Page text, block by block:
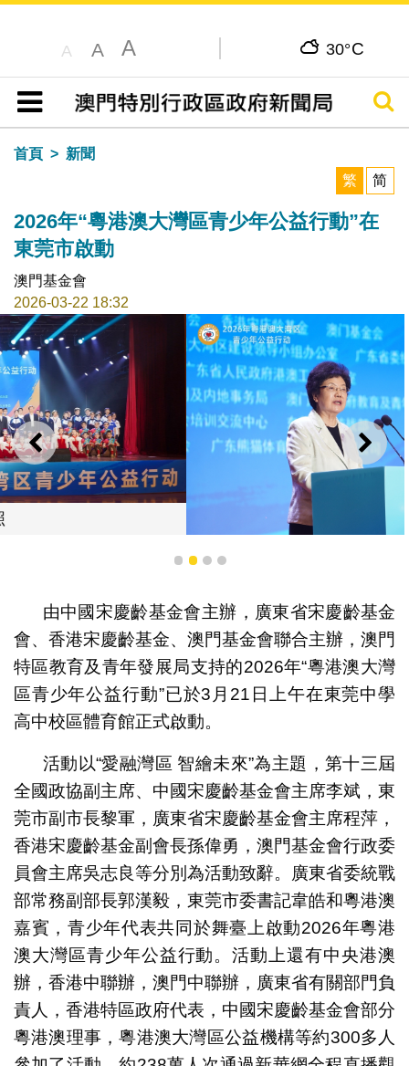
A A A 30°C
目錄
搜尋
首頁
新聞
繁
简
2026年“粵港澳大灣區青少年公益行動”在
東莞市啟動
澳門基金會
2026-03-22 18:32
上一則 下一
第十三屆全國政協副主席、中國宋慶齡基金會主席李斌致
辭
1 2 3 4
由中國宋慶齡基金會主辦，廣東省宋慶齡基金
會、香港宋慶齡基金、澳門基金會聯合主辦，澳門
特區教育及青年發展局支持的2026年“粵港澳大灣
區青少年公益行動”已於3月21日上午在東莞中學
高中校區體育館正式啟動。
活動以“愛融灣區 智繪未來”為主題，第十三屆
全國政協副主席、中國宋慶齡基金會主席李斌，東
莞市副市長黎軍，廣東省宋慶齡基金會主席程萍，
香港宋慶齡基金副會長孫偉勇，澳門基金會行政委
員會主席吳志良等分別為活動致辭。廣東省委統戰
部常務副部長郭漢毅，東莞市委書記韋皓和粵港澳
嘉賓，青少年代表共同於舞臺上啟動2026年粵港
澳大灣區青少年公益行動。活動上還有中央港澳
辦，香港中聯辦，澳門中聯辦，廣東省有關部門負
責人，香港特區政府代表，中國宋慶齡基金會部分
粵港澳理事，粵港澳大灣區公益機構等約300多人